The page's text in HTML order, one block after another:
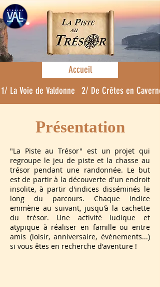
Accueil
1/ La Voie de Valdonne
2/ De Crêtes en
Présentation
"La Piste au Trésor" est un projet qui
regroupe le jeu de piste et la chasse au
trésor pendant une randonnée. Le but
est de partir à la découverte d'un endroit
insolite, à partir d'indices disséminés le
long du parcours. Chaque indice
emmène au suivant, jusqu'à la cachette
du trésor. Une activité ludique et
atypique à réaliser en famille ou entre
amis (loisir, anniversaire, évènements...)
si vous êtes en recherche d'aventure !